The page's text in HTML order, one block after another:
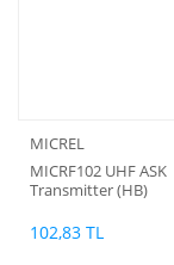
MICREL
MICRF102 UHF ASK
Transmitter (HB)
102,83 TL